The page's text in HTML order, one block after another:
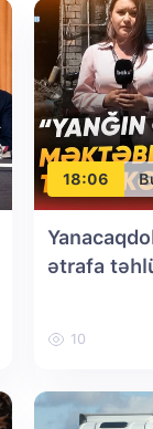
18:06
ətrafa
10